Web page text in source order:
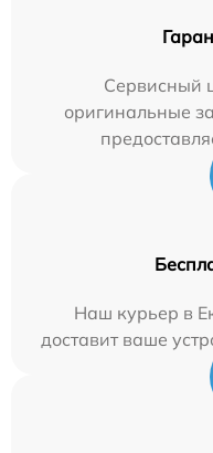
Сервисный
оригинальные
Наш курьер в
доставит ваше